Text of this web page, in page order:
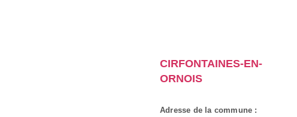
CIRFONTAINES-EN-
ORNOIS
Adresse de la commune :